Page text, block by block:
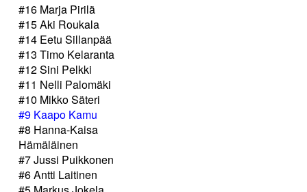
#16 Marja Pirilä
#15 Aki Roukala
#14 Eetu Sillanpää
#13 Timo Kelaranta
#12 Sini Pelkki
#11 Nelli Palomäki
#10 Mikko Säteri
#9 Kaapo Kamu
#8 Hanna-Kaisa
Hämäläinen
#7 Jussi Puikkonen
#6 Antti Laitinen